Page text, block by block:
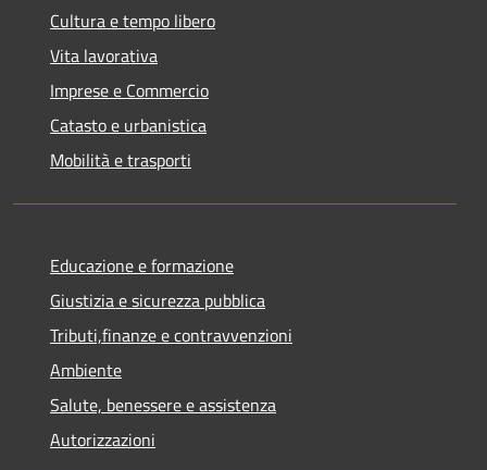
Cultura e tempo libero
Vita lavorativa
Imprese e Commercio
Catasto e urbanistica
Mobilità e trasporti
Educazione e formazione
Giustizia e sicurezza pubblica
Tributi,finanze e contravvenzioni
Ambiente
Salute, benessere e assistenza
Autorizzazioni